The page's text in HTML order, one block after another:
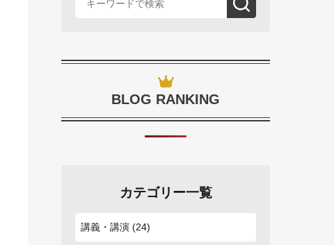
BLOG RANKING
カテゴリー一覧
講義・講演 (24)